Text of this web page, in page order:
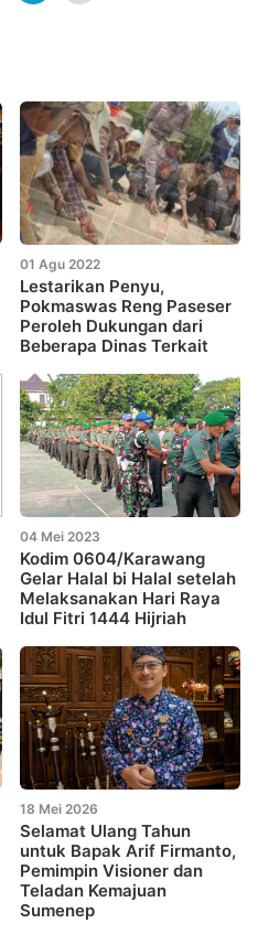
01 Agu 2022
Lestarikan Penyu,
Pokmaswas Reng Paseser
Peroleh Dukungan dari
Beberapa Dinas Terkait
04 Mei 2023
Kodim 0604/Karawang
Gelar Halal bi Halal setelah
Melaksanakan Hari Raya
Idul Fitri 1444 Hijriah
18 Mei 2026
Selamat Ulang Tahun
untuk Bapak Arif Firmanto,
Pemimpin Visioner dan
Teladan Kemajuan
Sumenep